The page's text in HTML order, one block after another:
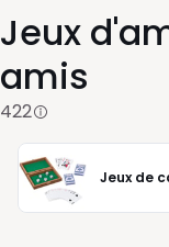
vus
Jeux
amis
422
Jeux de